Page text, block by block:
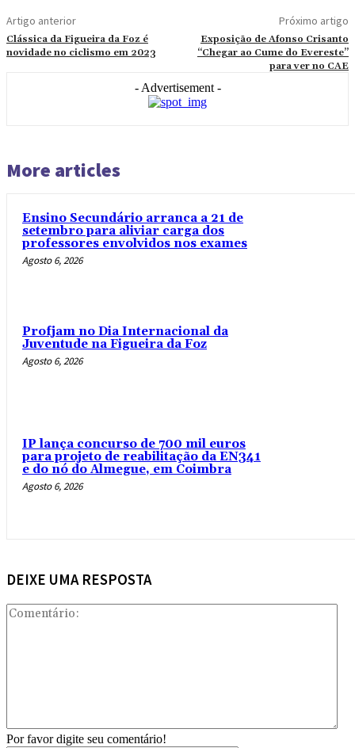
Artigo anterior
Clássica da Figueira da Foz é
novidade no ciclismo em 2023
Próximo artigo
Exposição de Afonso Crisanto
“Chegar ao Cume do Evereste”
para ver no CAE
- Advertisement -
More articles
Ensino Secundário arranca a 21 de
setembro para aliviar carga dos
professores envolvidos nos exames
Agosto 6, 2026
Profjam no Dia Internacional da
Juventude na Figueira da Foz
Agosto 6, 2026
IP lança concurso de 700 mil euros
para projeto de reabilitação da EN341
e do nó do Almegue, em Coimbra
Agosto 6, 2026
DEIXE UMA RESPOSTA
Por favor digite seu comentário!